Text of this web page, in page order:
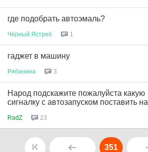
где подобрать автоэмаль?
Чёрный Ястреб 1
гаджет в машину
Рябинина 3
Народ подскажите пожалуйста какую
сигналку с автозапуском поставить на
RadZ 23
351